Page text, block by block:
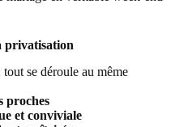
privatisation
se déroule au même
proches
et conviviale